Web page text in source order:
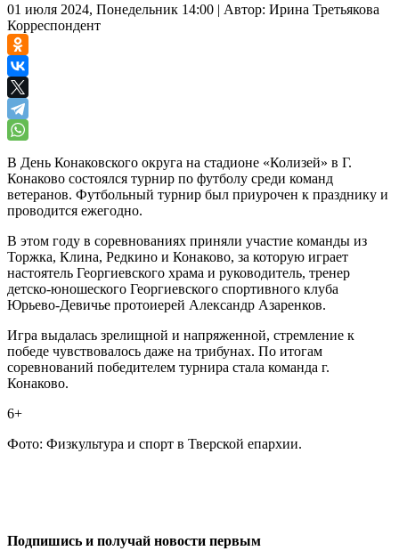
01 июля 2024, Понедельник 14:00 | Автор: Ирина Третьякова
Корреспондент
В День Конаковского округа на стадионе «Колизей» в Г.
Конаково состоялся турнир по футболу среди команд
ветеранов. Футбольный турнир был приурочен к празднику и
проводится ежегодно.
В этом году в соревнованиях приняли участие команды из
Торжка, Клина, Редкино и Конаково, за которую играет
настоятель Георгиевского храма и руководитель, тренер
детско-юношеского Георгиевского спортивного клуба
Юрьево-Девичье протоиерей Александр Азаренков.
Игра выдалась зрелищной и напряженной, стремление к
победе чувствовалось даже на трибунах. По итогам
соревнований победителем турнира стала команда г.
Конаково.
6+
Фото: Физкультура и спорт в Тверской епархии.
Подпишись и получай новости первым